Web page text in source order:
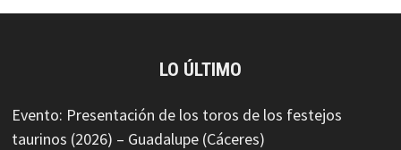
LO ÚLTIMO
Evento: Presentación de los toros de los festejos
taurinos (2026) – Guadalupe (Cáceres)